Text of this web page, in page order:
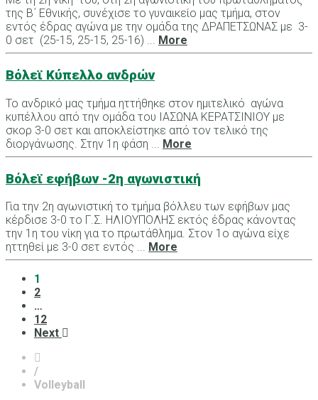
της Β΄ Εθνικής, συνέχισε το γυναικείο μας τμήμα, στον
εντός έδρας αγώνα με την ομάδα της ΔΡΑΠΕΤΣΩΝΑΣ με 3-
0 σετ (25-15, 25-15, 25-16) ... More
Βόλεϊ Κύπελλο ανδρών
Το ανδρικό μας τμήμα ηττήθηκε στον ημιτελικό αγώνα
κυπέλλου από την ομάδα του ΙΑΣΩΝΑ ΚΕΡΑΤΣΙΝΙΟΥ με
σκορ 3-0 σετ και αποκλείστηκε από τον τελικό της
διοργάνωσης. Στην 1η φάση ... More
Βόλεϊ εφήβων -2η αγωνιστική
Για την 2η αγωνιστική το τμήμα βόλλευ των εφήβων μας
κέρδισε 3-0 το Γ.Σ. ΗΛΙΟΥΠΟΛΗΣ εκτός έδρας κάνοντας
την 1η του νίκη για το πρωτάθλημα. Στον 1ο αγώνα είχε
ηττηθεί με 3-0 σετ εντός ... More
1
2
…
12
Next
/
Volleyball